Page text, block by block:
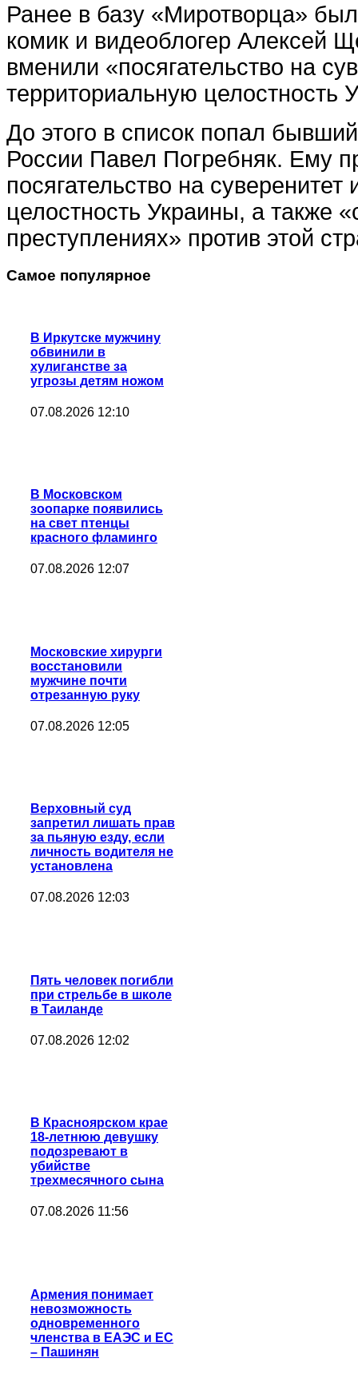
Ранее в базу «Миротворца»
комик и видеоблогер Алексей
вменили «посягательство на
территориальную целостность
До этого в список попал
России Павел Погребняк. Ему
посягательство на
целостность Украины, а также
преступлениях» против этой
Самое популярное
В Иркутске мужчину
обвинили в
хулиганстве за
угрозы детям ножом
07.08.2026 12:10
В Московском
зоопарке появились
на свет птенцы
красного фламинго
07.08.2026 12:07
Московские хирурги
восстановили
мужчине почти
отрезанную руку
07.08.2026 12:05
Верховный суд
запретил лишать прав
за пьяную езду, если
личность водителя не
установлена
07.08.2026 12:03
Пять человек погибли
при стрельбе в школе
в Таиланде
07.08.2026 12:02
В Красноярском крае
18-летнюю девушку
подозревают в
убийстве
трехмесячного сына
07.08.2026 11:56
Армения понимает
невозможность
одновременного
членства в ЕАЭС и ЕС
– Пашинян